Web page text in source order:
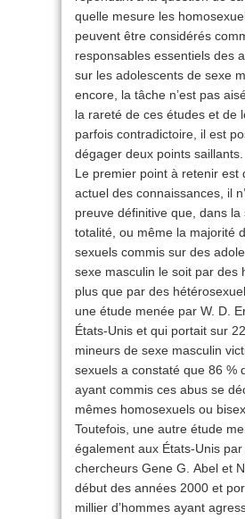
quelle mesure les
peuvent être considérés
responsables essentiels des
sur les adolescents de sexe
encore, la tâche n’est pas
la rareté de ces études et de
parfois contradictoire, il est
dégager deux points saillants.
Le premier point à retenir est
actuel des connaissances, il
preuve définitive que, dans la
totalité, ou même la majorité
sexuels commis sur des
sexe masculin le soit par des
plus que par des
une étude menée par W. D.
États-Unis et qui portait sur
mineurs de sexe masculin
sexuels a constaté que 86 %
ayant commis ces abus se
mêmes homosexuels ou
Toutefois, une autre étude
également aux États-Unis par
chercheurs Gene G. Abel et
début des années 2000 et
millier d’hommes ayant